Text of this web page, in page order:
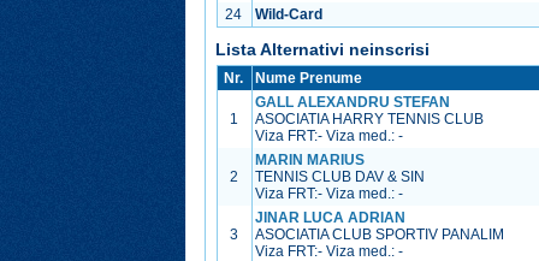
24
Wild-Card
Lista Alternativi neinscrisi
Nr. Nume Prenume
1
GALL ALEXANDRU STEFAN
ASOCIATIA HARRY TENNIS CLUB
Viza FRT:- Viza med.:-
2
MARIN MARIUS
TENNIS CLUB DAV & SIN
Viza FRT:- Viza med.:-
3
JINAR LUCA ADRIAN
ASOCIATIA CLUB SPORTIV PANALIM
Viza FRT:- Viza med.:-